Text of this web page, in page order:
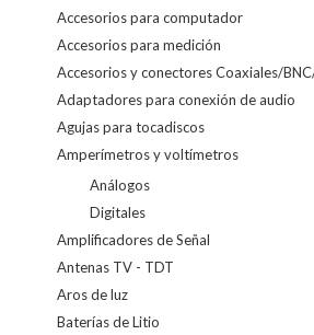
Accesorios para computador
Accesorios para medición
Accesorios y conectores Coaxiales/
Adaptadores para conexión de audio
Agujas para tocadiscos
Amperímetros y voltímetros
Análogos
Digitales
Amplificadores de Señal
Antenas TV - TDT
Aros de luz
Baterías de Litio